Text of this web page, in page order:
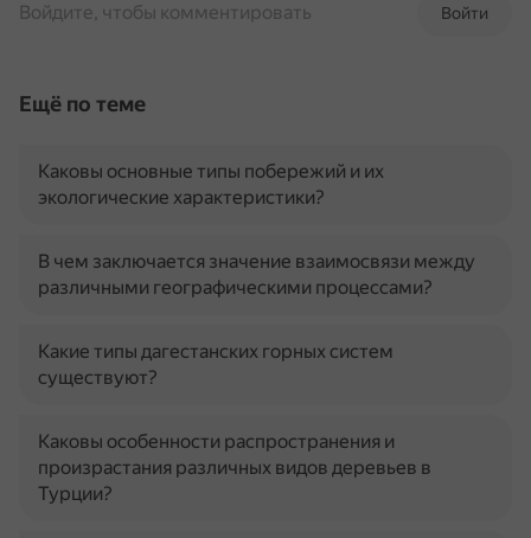
Войти
Войдите, чтобы комментировать
Ещё по теме
Каковы основные типы побережий и их
экологические характеристики?
В чем заключается значение взаимосвязи между
различными географическими процессами?
Какие типы дагестанских горных систем
существуют?
Каковы особенности распространения и
произрастания различных видов деревьев в
Турции?